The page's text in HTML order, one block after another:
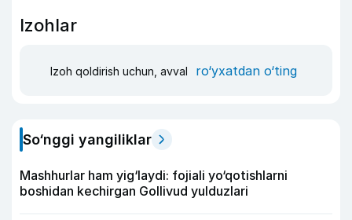
Izohlar
Izoh qoldirish uchun, avval ro‘yxatdan o‘ting
So‘nggi yangiliklar
Mashhurlar ham yig‘laydi: fojiali yo‘qotishlarni
boshidan kechirgan Gollivud yulduzlari